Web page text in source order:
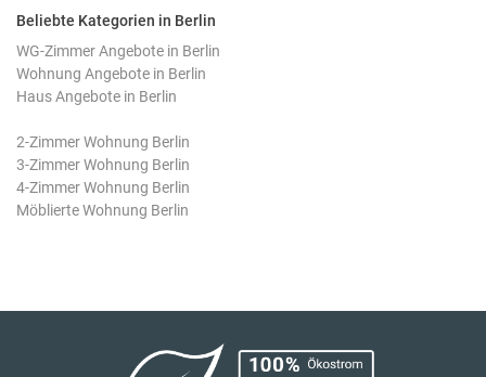
Beliebte Kategorien in Berlin
WG-Zimmer Angebote in Berlin
Wohnung Angebote in Berlin
Haus Angebote in Berlin
2-Zimmer Wohnung Berlin
3-Zimmer Wohnung Berlin
4-Zimmer Wohnung Berlin
Möblierte Wohnung Berlin